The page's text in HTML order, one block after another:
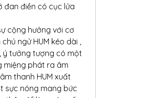
đan điền có cục lửa
cộng hưởng với cơ
ngử HUM kéo dài ,
ý tưởng tượng có một
miệng phát ra âm
thanh HUM xuất
sực nóng mang bức